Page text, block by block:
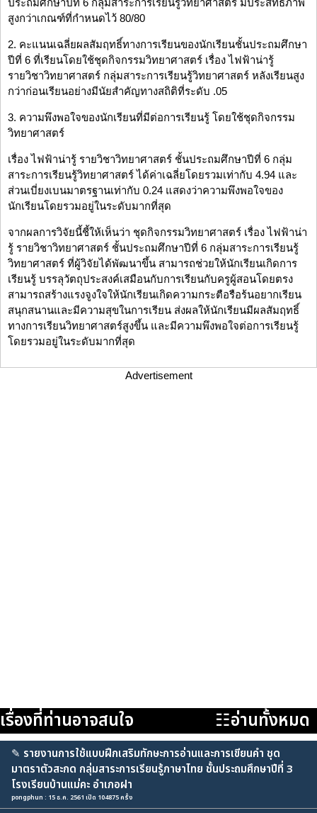
ประถมศึกษาปีที่ 6 กลุ่มสาระการเรียนรู้วิทยาศาสตร์ มีประสิทธิภาพ
สูงกว่าเกณฑ์ที่กำหนดไว้ 80/80
2. คะแนนเฉลี่ยผลสัมฤทธิ์ทางการเรียนของนักเรียนชั้นประถมศึกษา
ปีที่ 6 ที่เรียนโดยใช้ชุดกิจกรรมวิทยาศาสตร์ เรื่อง ไฟฟ้าน่ารู้
รายวิชาวิทยาศาสตร์ กลุ่มสาระการเรียนรู้วิทยาศาสตร์ หลังเรียนสูง
กว่าก่อนเรียนอย่างมีนัยสำคัญทางสถิติที่ระดับ .05
3. ความพึงพอใจของนักเรียนที่มีต่อการเรียนรู้ โดยใช้ชุดกิจกรรม
วิทยาศาสตร์
เรื่อง ไฟฟ้าน่ารู้ รายวิชาวิทยาศาสตร์ ชั้นประถมศึกษาปีที่ 6 กลุ่ม
สาระการเรียนรู้วิทยาศาสตร์ ได้ค่าเฉลี่ยโดยรวมเท่ากับ 4.94 และ
ส่วนเบี่ยงเบนมาตรฐานเท่ากับ 0.24 แสดงว่าความพึงพอใจของ
นักเรียนโดยรวมอยู่ในระดับมากที่สุด
จากผลการวิจัยนี้ชี้ให้เห็นว่า ชุดกิจกรรมวิทยาศาสตร์ เรื่อง ไฟฟ้าน่า
รู้ รายวิชาวิทยาศาสตร์ ชั้นประถมศึกษาปีที่ 6 กลุ่มสาระการเรียนรู้
วิทยาศาสตร์ ที่ผู้วิจัยได้พัฒนาขึ้น สามารถช่วยให้นักเรียนเกิดการ
เรียนรู้ บรรลุวัตถุประสงค์เสมือนกับการเรียนกับครูผู้สอนโดยตรง
สามารถสร้างแรงจูงใจให้นักเรียนเกิดความกระตือรือร้นอยากเรียน
สนุกสนานและมีความสุขในการเรียน ส่งผลให้นักเรียนมีผลสัมฤทธิ์
ทางการเรียนวิทยาศาสตร์สูงขึ้น และมีความพึงพอใจต่อการเรียนรู้
โดยรวมอยู่ในระดับมากที่สุด
Advertisement
เรื่องที่ท่านอาจสนใจ ☷อ่านทั้งหมด
✎ รายงานการใช้แบบฝึกเสริมทักษะการอ่านและการเขียนคำ ชุด
มาตราตัวสะกด กลุ่มสาระการเรียนรู้ภาษาไทย ชั้นประถมศึกษาปีที่ 3
โรงเรียนบ้านแม่คะ อำเภอฝา
pongphun : 15 ธ.ค. 2561 เปิด 104875 ครั้ง